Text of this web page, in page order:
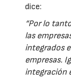
dice:
“Por lo
las
integrados
empresas.
integración